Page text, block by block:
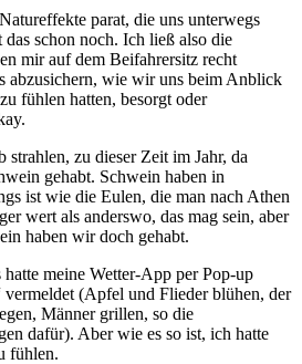
parat, die uns unterwegs
schon noch. Ich ließ also die
mir auf dem Beifahrersitz recht
abzusichern, wie wir uns beim Anblick
fühlen hatten, besorgt oder
strahlen, zu dieser Zeit im Jahr, da
gehabt. Schwein haben in
ist wie die Eulen, die man nach Athen
wert als anderswo, das mag sein, aber
haben wir doch gehabt.
meine Wetter-App per Pop-up
(Apfel und Flieder blühen, der
Männer grillen, so die
dafür). Aber wie es so ist, ich hatte
fühlen.